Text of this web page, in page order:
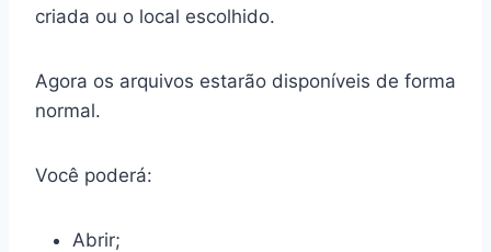
criada ou o local escolhido.
Agora os arquivos estarão disponíveis de forma
normal.
Você poderá:
Abrir;